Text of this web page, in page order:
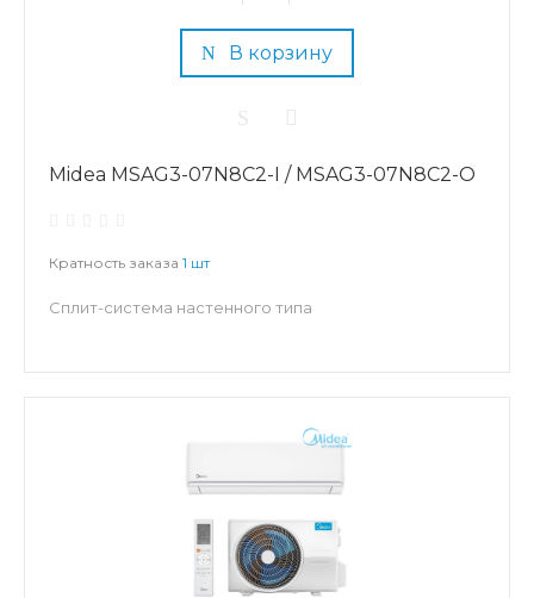
В корзину
Midea MSAG3-07N8C2-I / MSAG3-07N8C2-O
Кратность заказа 1 шт
Сплит-система настенного типа